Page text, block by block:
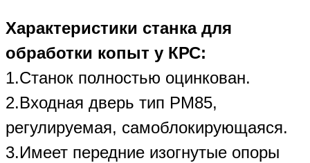
Характеристики станка для
обработки копыт у КРС:
1.Станок полностью оцинкован.
2.Входная дверь тип РМ85,
регулируемая, самоблокирующаяся.
3.Имеет передние изогнутые опоры